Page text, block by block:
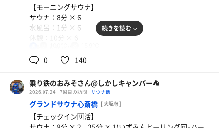
オムライス、れんこんの豚包み揚げ
オムライスが(ﾟдﾟ)ｳﾏｰ れんこんはいつも通り🤣🤣
アルギニンV
ク🧄パワーでフィニッシュ。
さあ、ちょい早いけど市内に向かいましょ🤣
朝からGSSでガッツリと🈂️活してsaunakukkaでも結局ル
ーチンワークのサウニングかましたから軽くでいいや( ᐛ
)、と思いながらも普通に8分3セッツをかましてるのよね
温度は95℃。まあ、前の記憶が曖昧だからアレなんだけ
ど。
しかし、ここはいいよね(*´ω｀*)
この価格でこの風呂に入れるのはすげえなと思うわ🛁、マ
ジで。
さすがに朝からもう12セッツもサウニングかましたら眠く
こんな立地とは思っていなかったのでちょっとびっくり。
しかもめっちゃキレイ✨️
今日は2階のSPA HANAZONOへ。3階も迷ったケドこの空
き具合なら全然イケるんとちゃうやろか🤔
…それは狙い通りで全然混んでない。最高やんか(*｀ω´)b
まあ、今日も酷暑の大阪、さっき電車乗っただけで汗だく
【モーニングサウナ】
サウナ：8分 × 6
水風呂：1分 × 6
さあ、今回の大阪も1日目は泊まりGSS……ということは
サウニングし放題なんですよ🤣
とはいえ、身体はひとつしかないんでできる限り…ってと
こなんですけど、22時はFriendry→さんのアウフグースに
参加です🤤
続きを読む
0 140
乗り鉄のおみそさん@しかしキャンパー⛺
2026.07.24 7回目の訪問 サウナ飯
グランドサウナ心斎橋 [ 大阪府 ]
【チェックイン🈂️活】